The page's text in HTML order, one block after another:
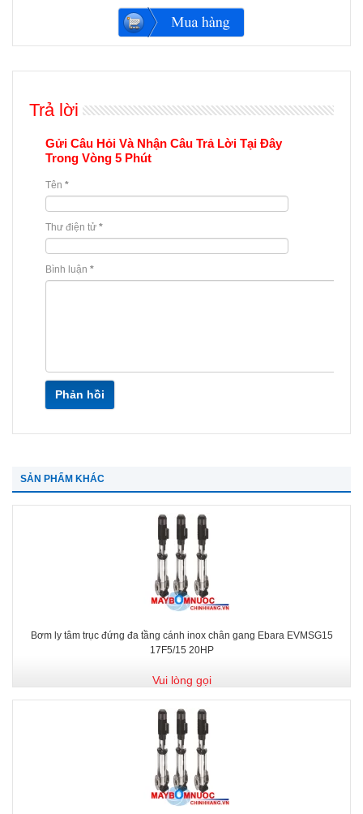
Trả lời
Gửi Câu Hỏi Và Nhận Câu Trả Lời Tại Đây
Trong Vòng 5 Phút
Tên *
Thư điện tử *
Bình luận *
Phản hồi
SẢN PHẨM KHÁC
Bơm ly tâm trục đứng đa tầng cánh inox chân gang Ebara EVMSG15
17F5/15 20HP
Vui lòng gọi